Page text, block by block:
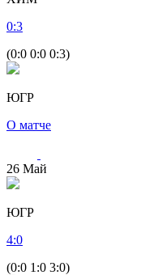
0:3
(0:0 0:0 0:3)
ЮГР
О матче
26 Май
ЮГР
4:0
(0:0 1:0 3:0)